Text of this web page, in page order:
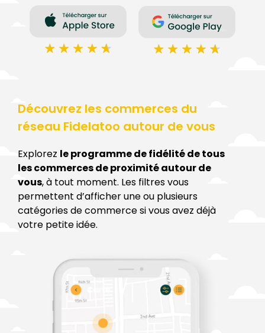
Découvrez les commerces du
réseau Fidelatoo autour de vous
Explorez le programme de fidélité de tous
les commerces de proximité autour de
vous, à tout moment. Les filtres vous
permettent d’afficher une ou plusieurs
catégories de commerce si vous avez déjà
votre petite idée.